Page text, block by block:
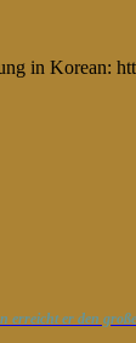
in Korean:
er den